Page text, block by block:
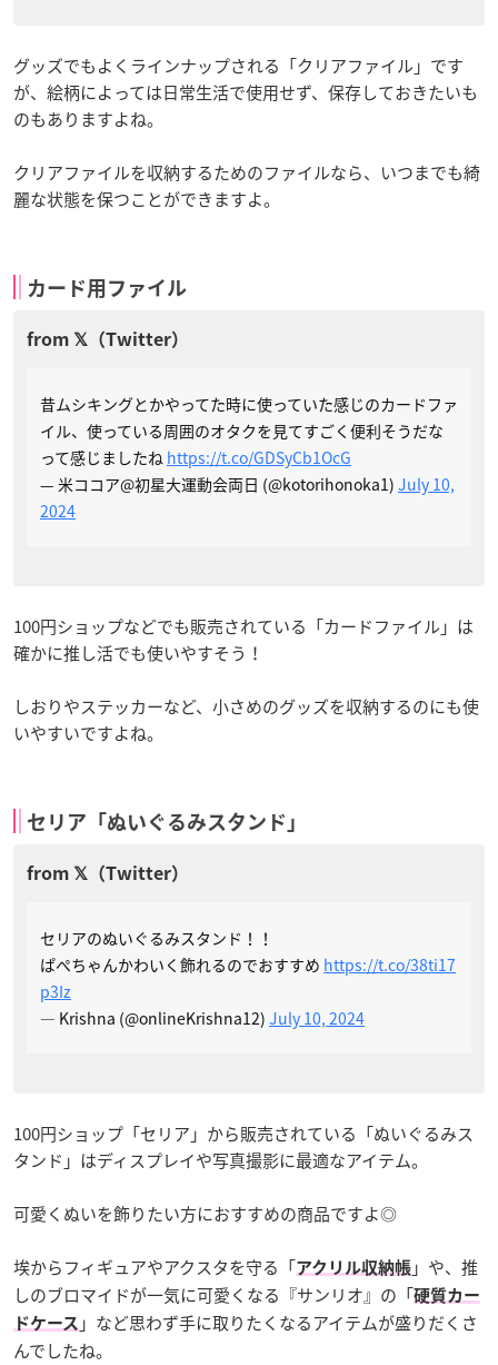
グッズでもよくラインナップされる「クリアファイル」です
が、絵柄によっては日常生活で使用せず、保存しておきたいも
のもありますよね。
クリアファイルを収納するためのファイルなら、いつまでも綺
麗な状態を保つことができますよ。
カード用ファイル
昔ムシキングとかやってた時に使っていた感じのカードファ
イル、使っている周囲のオタクを見てすごく便利そうだな
って感じましたね https://t.co/GDSyCb1OcG
— 米ココア@初星大運動会両日 (@kotorihonoka1) July 10,
2024
100円ショップなどでも販売されている「カードファイル」は
確かに推し活でも使いやすそう！
しおりやステッカーなど、小さめのグッズを収納するのにも使
いやすいですよね。
セリア「ぬいぐるみスタンド」
セリアのぬいぐるみスタンド！！
ぱぺちゃんかわいく飾れるのでおすすめ https://t.co/38ti17
p3Iz
— Krishna (@onlineKrishna12) July 10, 2024
100円ショップ「セリア」から販売されている「ぬいぐるみス
タンド」はディスプレイや写真撮影に最適なアイテム。
可愛くぬいを飾りたい方におすすめの商品ですよ◎
埃からフィギュアやアクスタを守る「アクリル収納帳 」や、推
しのブロマイドが一気に可愛くなる『サンリオ』の「硬質カー
ドケース 」など思わず手に取りたくなるアイテムが盛りだくさ
んでしたね。